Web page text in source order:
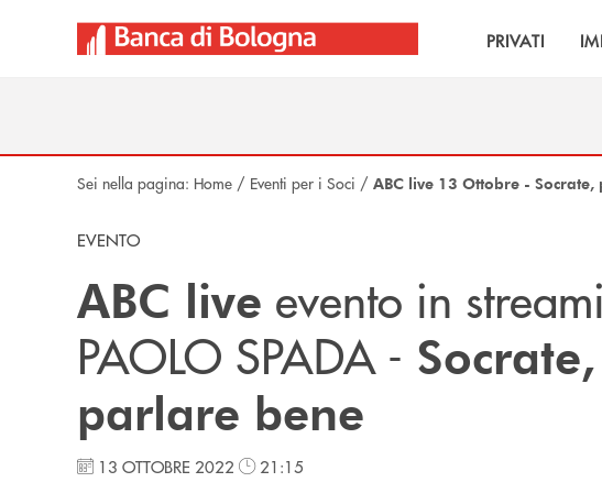
PRIVATI
Sei nella pagina: Home / Eventi per i Soci / ABC live 13 Ottobre -
EVENTO
ABC live evento in
PAOLO SPADA -
parlare bene
13 OTTOBRE 2022 21:15